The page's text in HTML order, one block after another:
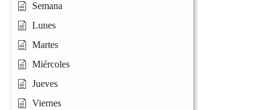
Semana
Lunes
Martes
Miércoles
Jueves
Viernes